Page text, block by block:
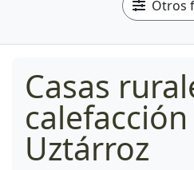
Otros
Casas
Uztárroz